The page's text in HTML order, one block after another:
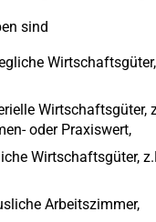
sind
Wirtschaftsgüter,
oder Praxiswert,
Wirtschaftsgüter,
Arbeitszimmer,